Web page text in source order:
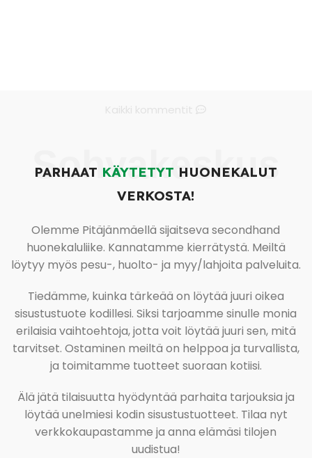
Sohvakeskus
PARHAAT KÄYTETYT HUONEKALUT
VERKOSTA!
Olemme Pitäjänmäellä sijaitseva secondhand
huonekaluliike. Kannatamme kierrätystä. Meiltä
löytyy myös pesu-, huolto- ja myy/lahjoita palveluita.
Tiedämme, kuinka tärkeää on löytää juuri oikea
sisustustuote kodillesi. Siksi tarjoamme sinulle monia
erilaisia vaihtoehtoja, jotta voit löytää juuri sen, mitä
tarvitset. Ostaminen meiltä on helppoa ja turvallista,
ja toimitamme tuotteet suoraan kotiisi.
Älä jätä tilaisuutta hyödyntää parhaita tarjouksia ja
löytää unelmiesi kodin sisustustuotteet. Tilaa nyt
verkkokaupastamme ja anna elämäsi tilojen
uudistua!